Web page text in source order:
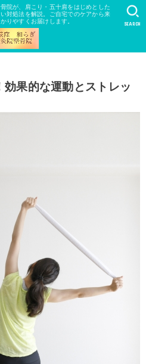
院が、肩こり・五十肩をはじめとした
対処法を解説。ご自宅でのケアから来
りやすくお届けします。
SEARCH
果的な運動とストレッ